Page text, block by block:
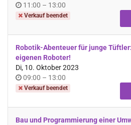
Uhrzeit
11:00 – bis
13:00
Verkauf beendet
Robotik-Abenteuer für junge
eigenen Roboter!
Di, 10. Oktober 2023
Uhrzeit
09:00 – bis
13:00
Verkauf beendet
Bau und Programmierung einer